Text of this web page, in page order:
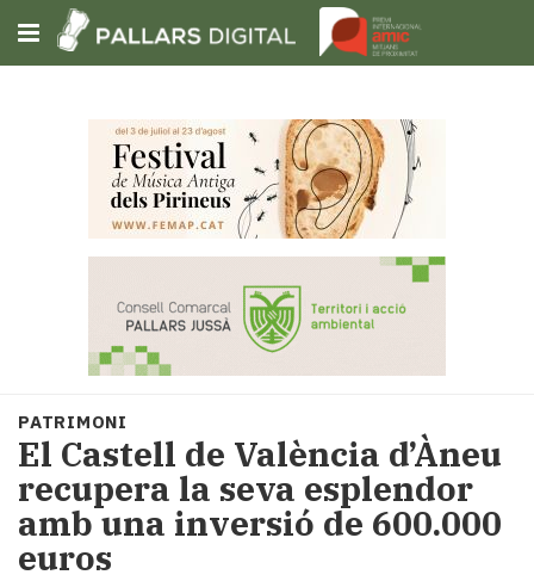
Subscriu-t'hi
Portada
Societat
Política
i
municipis
Economia
i
PATRIMONI
El Castell de València d’Àneu
recupera la seva esplendor
amb una inversió de 600.000
euros